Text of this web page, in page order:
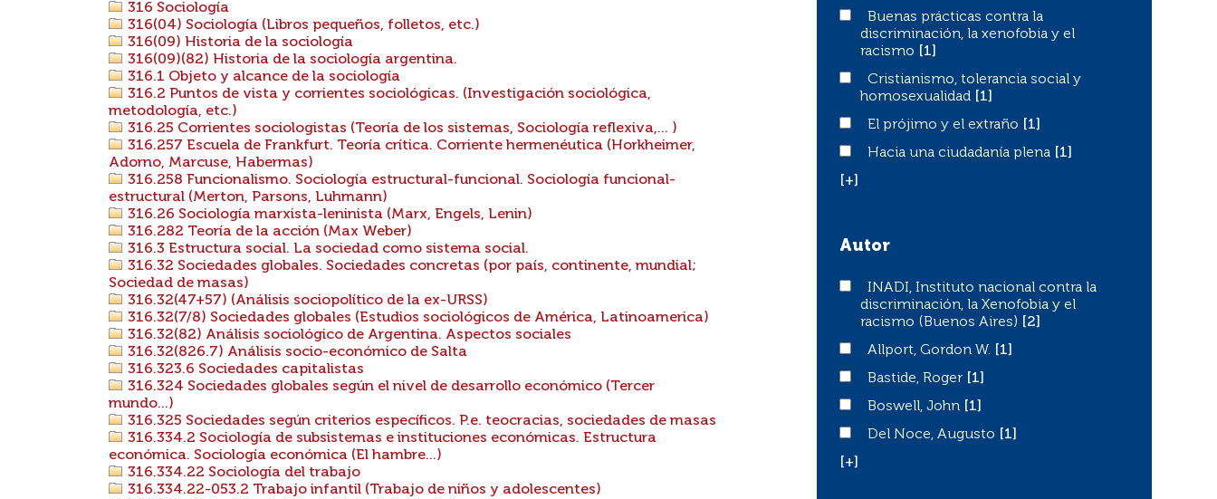
316 Sociología
316(04) Sociología (Libros pequeños, folletos, etc.)
316(09) Historia de la sociología
316(09)(82) Historia de la sociología argentina.
316.1 Objeto y alcance de la sociología
316.2 Puntos de vista y corrientes sociológicas. (Investigación sociológica,
metodología, etc.)
316.25 Corrientes sociologistas (Teoría de los sistemas, Sociología reflexiva,... )
316.257 Escuela de Frankfurt. Teoría crítica. Corriente hermenéutica (Horkheimer,
Adorno, Marcuse, Habermas)
316.258 Funcionalismo. Sociología estructural-funcional. Sociología funcional-
estructural (Merton, Parsons, Luhmann)
316.26 Sociología marxista-leninista (Marx, Engels, Lenin)
316.282 Teoría de la acción (Max Weber)
316.3 Estructura social. La sociedad como sistema social.
316.32 Sociedades globales. Sociedades concretas (por país, continente, mundial;
Sociedad de masas)
316.32(47+57) (Análisis sociopolítico de la ex-URSS)
316.32(7/8) Sociedades globales (Estudios sociológicos de América, Latinoamerica)
316.32(82) Análisis sociológico de Argentina. Aspectos sociales
316.32(826.7) Análisis socio-económico de Salta
316.323.6 Sociedades capitalistas
316.324 Sociedades globales según el nivel de desarrollo económico (Tercer
mundo...)
316.325 Sociedades según criterios específicos. P.e. teocracias, sociedades de masas
316.334.2 Sociología de subsistemas e instituciones económicas. Estructura
económica. Sociología económica (El hambre...)
316.334.22 Sociología del trabajo
316.334.22-053.2 Trabajo infantil (Trabajo de niños y adolescentes)
Buenas prácticas contra la discriminación, la xenofobia
Buenas prácticas contra la
discriminación, la xenofobia y el
racismo
[1]
Cristianismo, tolerancia social y homosexualidad
Cristianismo, tolerancia social y
homosexualidad
[1]
El prójimo y el extraño
El prójimo y el extraño
[1]
Hacia una ciudadanía plena
Hacia una ciudadanía plena
[1]
[+]
Autor
INADI, Instituto nacional contra la discriminación, la
INADI, Instituto nacional contra la
discriminación, la Xenofobia y el
racismo (Buenos Aires)
[2]
Allport, Gordon W.
Allport, Gordon W.
[1]
Bastide, Roger
Bastide, Roger
[1]
Boswell, John
Boswell, John
[1]
Del Noce, Augusto
Del Noce, Augusto
[1]
[+]